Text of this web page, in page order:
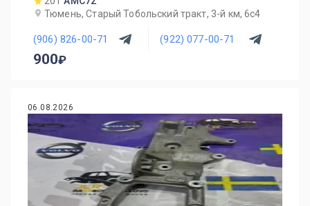
Тюмень, Старый Тобольский тракт, 3-й км, 6с4
(906) 826-00-71 (922) 077-00-71
900
06.08.2026